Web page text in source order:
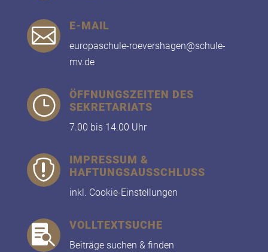
 E-MAIL
europaschule-roevershagen@schule-
mv.de
}
ÖFFNUNGSZEITEN DES
SEKRETARIATS
7.00 bis 14.00 Uhr

IMPRESSUM &
HAFTUNGSAUSSCHLUSS
inkl. Cookie-Einstellungen
 VOLLTEXTSUCHE
Beiträge suchen & finden